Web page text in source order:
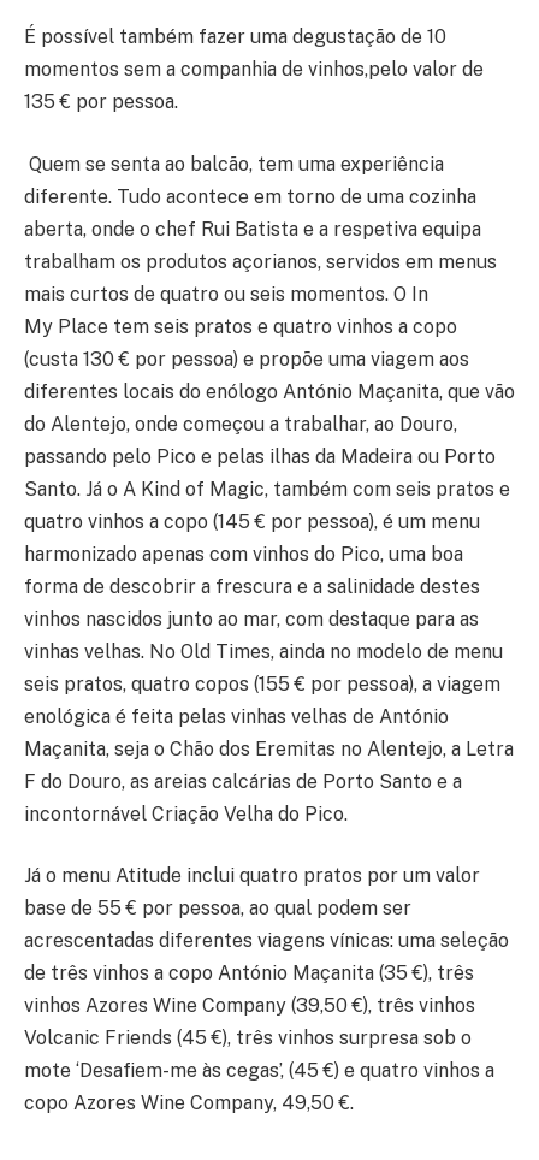
É possível também fazer uma degustação de 10
momentos sem a companhia de vinhos,pelo valor de
135 € por pessoa.
Quem se senta ao balcão, tem uma experiência
diferente. Tudo acontece em torno de uma cozinha
aberta, onde o chef Rui Batista e a respetiva equipa
trabalham os produtos açorianos, servidos em menus
mais curtos de quatro ou seis momentos. O In
My Place tem seis pratos e quatro vinhos a copo
(custa 130 € por pessoa) e propõe uma viagem aos
diferentes locais do enólogo António Maçanita, que vão
do Alentejo, onde começou a trabalhar, ao Douro,
passando pelo Pico e pelas ilhas da Madeira ou Porto
Santo. Já o A Kind of Magic, também com seis pratos e
quatro vinhos a copo (145 € por pessoa), é um menu
harmonizado apenas com vinhos do Pico, uma boa
forma de descobrir a frescura e a salinidade destes
vinhos nascidos junto ao mar, com destaque para as
vinhas velhas. No Old Times, ainda no modelo de menu
seis pratos, quatro copos (155 € por pessoa), a viagem
enológica é feita pelas vinhas velhas de António
Maçanita, seja o Chão dos Eremitas no Alentejo, a Letra
F do Douro, as areias calcárias de Porto Santo e a
incontornável Criação Velha do Pico.
Já o menu Atitude inclui quatro pratos por um valor
base de 55 € por pessoa, ao qual podem ser
acrescentadas diferentes viagens vínicas: uma seleção
de três vinhos a copo António Maçanita (35 €), três
vinhos Azores Wine Company (39,50 €), três vinhos
Volcanic Friends (45 €), três vinhos surpresa sob o
mote ‘Desafiem-me às cegas’, (45 €) e quatro vinhos a
copo Azores Wine Company, 49,50 €.